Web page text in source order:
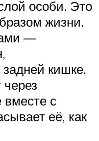
особи. Это
жизни.
—
кишке.
через
вместе с
её, как